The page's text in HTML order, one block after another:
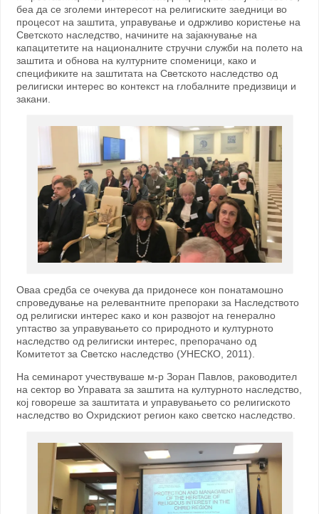
беа да се зголеми интересот на религиските заедници во
процесот на заштита, управување и одржливо користење на
Светското наследство, начините на зајакнување на
капацитетите на националните стручни служби на полето на
заштита и обнова на културните споменици, како и
спецификите на заштитата на Светското наследство од
религиски интерес во контекст на глобалните предизвици и
закани.
Оваа средба се очекува да придонесе кон понатамошно
спроведување на релевантните препораки за Наследството
од религиски интерес како и кон развојот на генерално
уптаство за управувањето со природното и културното
наследство од религиски интерес, препорачано од
Комитетот за Светско наследство (УНЕСКО, 2011).
На семинарот учествуваше м-р Зоран Павлов, раководител
на сектор во Управата за заштита на културното наследство,
кој говореше за заштитата и управувањето со религиското
наследство во Охридскиот регион како светско наследство.